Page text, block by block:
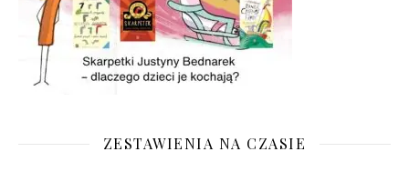
ZESTAWIENIA NA CZASIE